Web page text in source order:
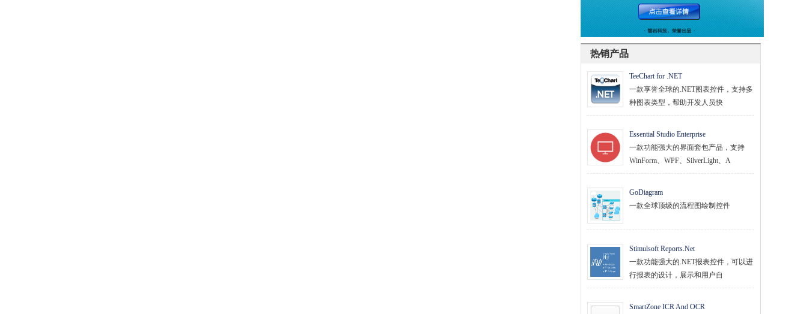
热销产品
TeeChart for .NET
一款享誉全球的.NET图表控件，支持多
种图表类型，帮助开发人员快
Essential Studio Enterprise
一款功能强大的界面套包产品，支持
WinForm、WPF、SilverLight、A
GoDiagram
一款全球顶级的流程图绘制控件
Stimulsoft Reports.Net
一款功能强大的.NET报表控件，可以进
行报表的设计，展示和用户自
SmartZone ICR And OCR